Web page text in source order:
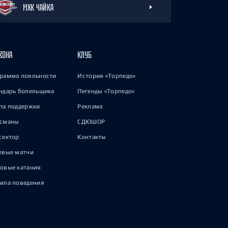
МХК ЧАЙКА
лояльности
болельщика
поддержки
матчи
катания
поведения
КЛУБ
История «Торпедо»
Легенды «Торпедо»
Реклама
СДЮШОР
Контакты